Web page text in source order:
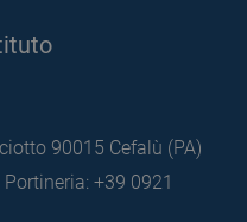
90015 Cefalù (PA)
Portineria: +39 0921